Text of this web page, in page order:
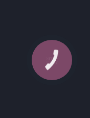
КНОПКА
ЗВ'ЯЗКУ